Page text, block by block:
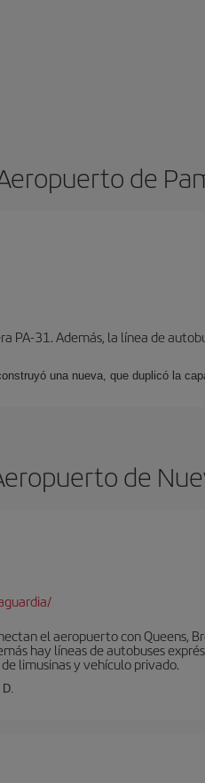
de
PA-31. Además, la línea de
una nueva, que duplicó la
de
el aeropuerto con
hay líneas de autobuses
limusinas y vehículo privado.